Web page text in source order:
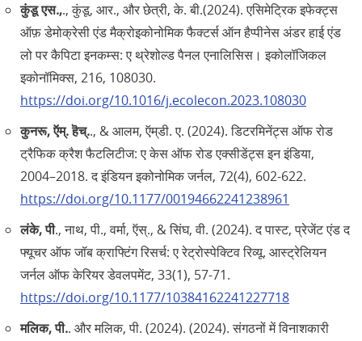
कुंडू एस.,., कुंडू, आर., और छेत्री, के. बी.(2024). एसिमेट्रिक इफेक्ट्स
ऑफ़ डेमोक्रेसी एंड मैक्रोइकोनोमिक फैक्टर्स ऑन हैप्पीनेस अंडर हाई एंड
लो पर कैपिटा इनकम्स: ए थ्रेशोल्ड पैनल एनालिसिस। इकोलॉजिकल
इकोनॉमिक्स, 216, 108030.
https://doi.org/10.1016/j.ecolecon.2023.108030
कुनरू, ऍम्‌. हॆच्‌.., & आलम, ऍम्‌डी. ए. (2024). डिटरमिनेंट्स ऑफ रोड
ट्रैफिक क्रैश फैटलिटीज: ए केस ऑफ रोड एक्सीडेंट्स इन इंडिया,
2004–2018. द इंडियन इकोनोमिक जर्नल, 72(4), 602-622.
https://doi.org/10.1177/00194662241238961
लंके, पी., नाथ, पी., वर्मा, ऍस्‌., & सिंघ, वी. (2024). द पास्ट, प्रेजेंट एंड द
फ्यूचर ऑफ जॉब क्राफ्टिंग रिसर्च: ए रेट्रोस्पेक्टिव रिव्यू. आस्ट्रेलियन
जर्नल ऑफ केरियर डेवलपमेंट, 33(1), 57-71.
https://doi.org/10.1177/10384162241227718
मलिक, पी.. और मलिक, पी. (2024). (2024). संगठनों में विनाशकारी